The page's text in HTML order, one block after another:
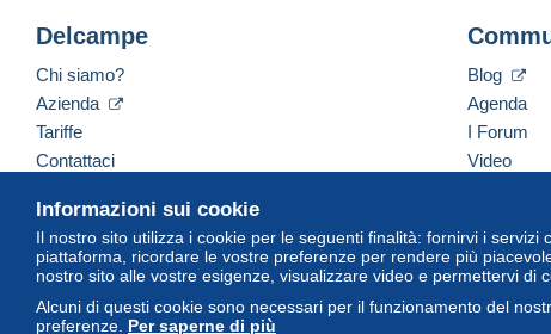
Informazioni sui cookie
Il nostro sito utilizza i cookie per le seguenti finalità: fornirvi i
piattaforma, ricordare le vostre preferenze per rendere più
nostro sito alle vostre esigenze, visualizzare video e permettervi di
Alcuni di questi cookie sono necessari per il funzionamento del
preferenze. Per saperne di più
Delcampe
Chi siamo?
Azienda
Tariffe
Contattaci
Blog
Agenda
I Forum
Video
Italiano USD America/Indiana/Vevay
© Delcampe International Srl. Tutti i diritti riservati.